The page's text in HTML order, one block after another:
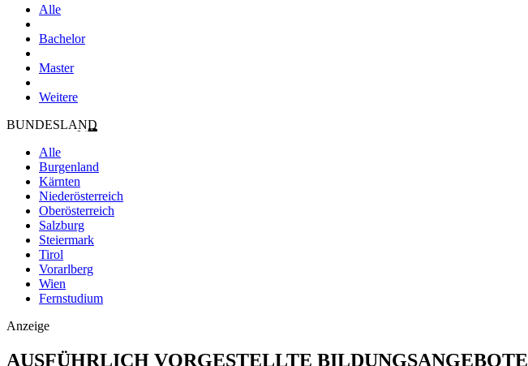
Alle
Bachelor
Master
Weitere
BUNDESLAND
Alle
Burgenland
Kärnten
Niederösterreich
Oberösterreich
Salzburg
Steiermark
Tirol
Vorarlberg
Wien
Fernstudium
Anzeige
AUSFÜHRLICH VORGESTELLTE BILDUNGSANGEBOTE